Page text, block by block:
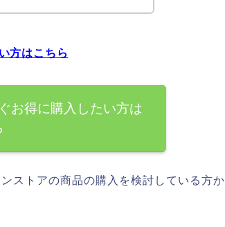
方はこちら
お得に購入したい方は
ストアの商品の購入を検討している方か